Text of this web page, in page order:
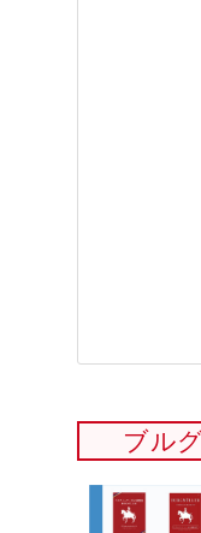
ブル